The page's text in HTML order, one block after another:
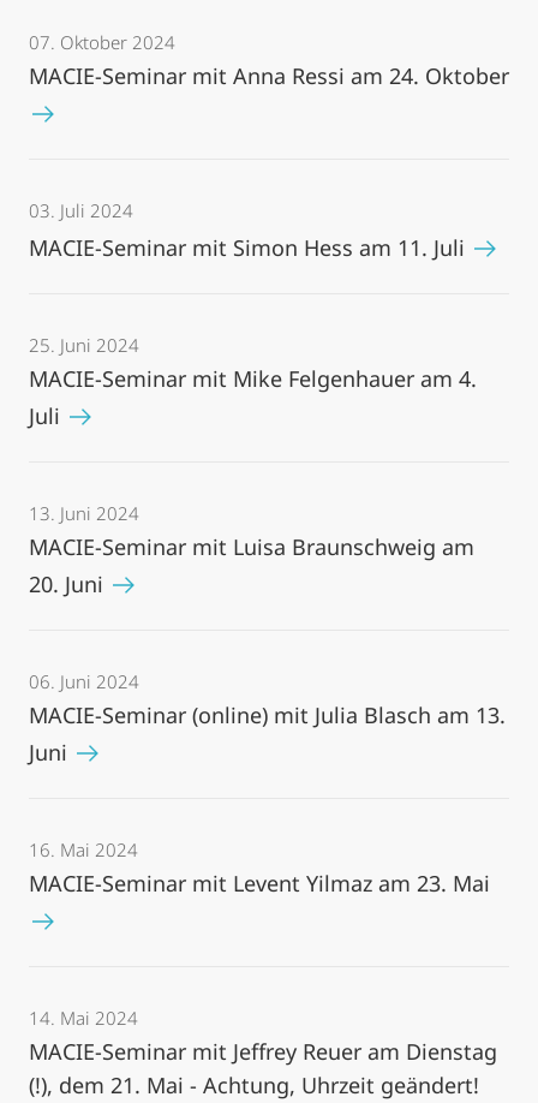
07. Oktober 2024
MACIE-Seminar mit Anna Ressi am 24. Oktober
03. Juli 2024
MACIE-Seminar mit Simon Hess am 11. Juli
25. Juni 2024
MACIE-Seminar mit Mike Felgenhauer am 4.
Juli
13. Juni 2024
MACIE-Seminar mit Luisa Braunschweig am
20. Juni
06. Juni 2024
MACIE-Seminar (online) mit Julia Blasch am 13.
Juni
16. Mai 2024
MACIE-Seminar mit Levent Yilmaz am 23. Mai
14. Mai 2024
MACIE-Seminar mit Jeffrey Reuer am Dienstag
(!), dem 21. Mai - Achtung, Uhrzeit geändert!